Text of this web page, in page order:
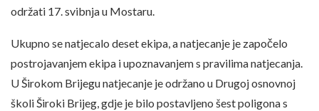
održati 17. svibnja u Mostaru.
Ukupno se natjecalo deset ekipa, a natjecanje je započelo
postrojavanjem ekipa i upoznavanjem s pravilima natjecanja.
U Širokom Brijegu natjecanje je održano u Drugoj osnovnoj
školi Široki Brijeg, gdje je bilo postavljeno šest poligona s